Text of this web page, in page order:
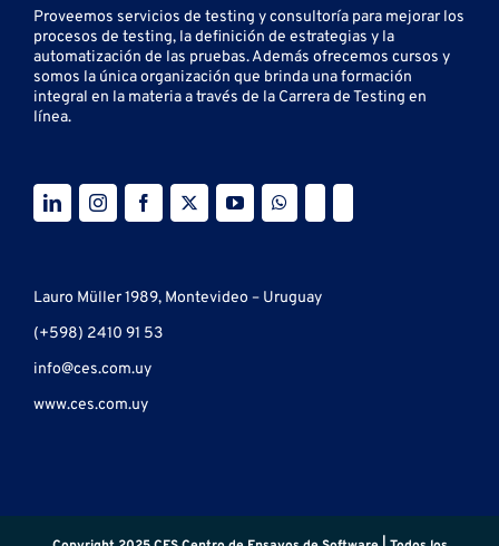
Proveemos servicios de testing yconsultoría para mejorar los
procesos de testing, la definición de estrategias y la
automatización de las pruebas.Además ofrecemos cursos y
somos la única organización que brinda una formación
integral en la materia a través de la Carrera de Testing en
línea.
Lauro Müller 1989, Montevideo – Uruguay
(+598) 2410 91 53
info@ces.com.uy
www.ces.com.uy